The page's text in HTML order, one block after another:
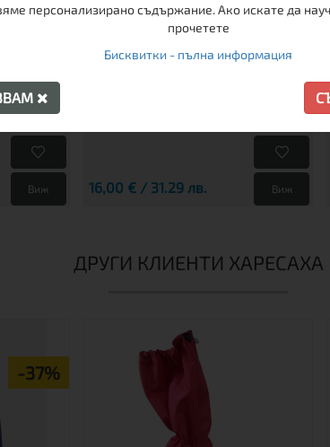
Виж
ЛЕТНИ ГЕТИ
16,00 € / 31.29 лв. Виж
ДРУГИ КЛИЕНТИ ХАРЕСАХА
-37%
персонализирано съдържание. Ако искате да
прочетете
Бисквитки - пълна информация